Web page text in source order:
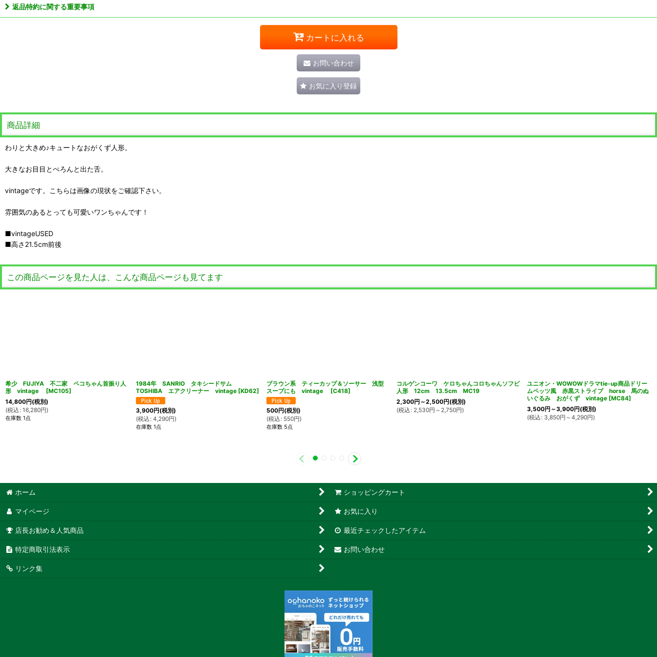
返品特約に関する重要事項
カートに入れる
お問い合わせ
お気に入り登録
商品詳細
わりと大きめ♪キュートなおがくず人形。
大きなお目目とぺろんと出た舌。
vintageです。こちらは画像の現状をご確認下さい。
雰囲気のあるとっても可愛いワンちゃんです！
■vintageUSED
■高さ21.5cm前後
この商品ページを見た人は、こんな商品ページも見てます
希少 FUJIYA 不二家 ペコちゃん首振り人
形 vintage
[MC105]
14,800円(税別)
(税込 : 16,280円)
在庫数 1点
1984年 SANRIO タキシードサム
TOSHIBA エアクリーナー vintage [KD62]
3,900円(税別)
(税込 : 4,290円)
在庫数 1点
ブラウン系 ティーカップ＆ソーサー 浅型
スープにも vintage
[C418]
500円(税別)
(税込 : 550円)
在庫数 5点
コルゲンコーワ ケロちゃんコロちゃんソフビ
人形 12cm 13.5cm MC19
2,300円 ～2,500円(税別)
(税込 : 2,530円 ～2,750円)
ユニオン・WOWOWドラマtie-up商品ドリー
ムペッツ風 赤黒ストライプ horse 馬のぬ
いぐるみ おがくず vintage [MC84]
3,500円 ～3,900円(税別)
(税込 : 3,850円 ～4,290円)
ホーム ショッピングカート
マイページ お気に入り
店長お勧め＆人気商品 最近チェックしたアイテム
特定商取引法表示 お問い合わせ
リンク集